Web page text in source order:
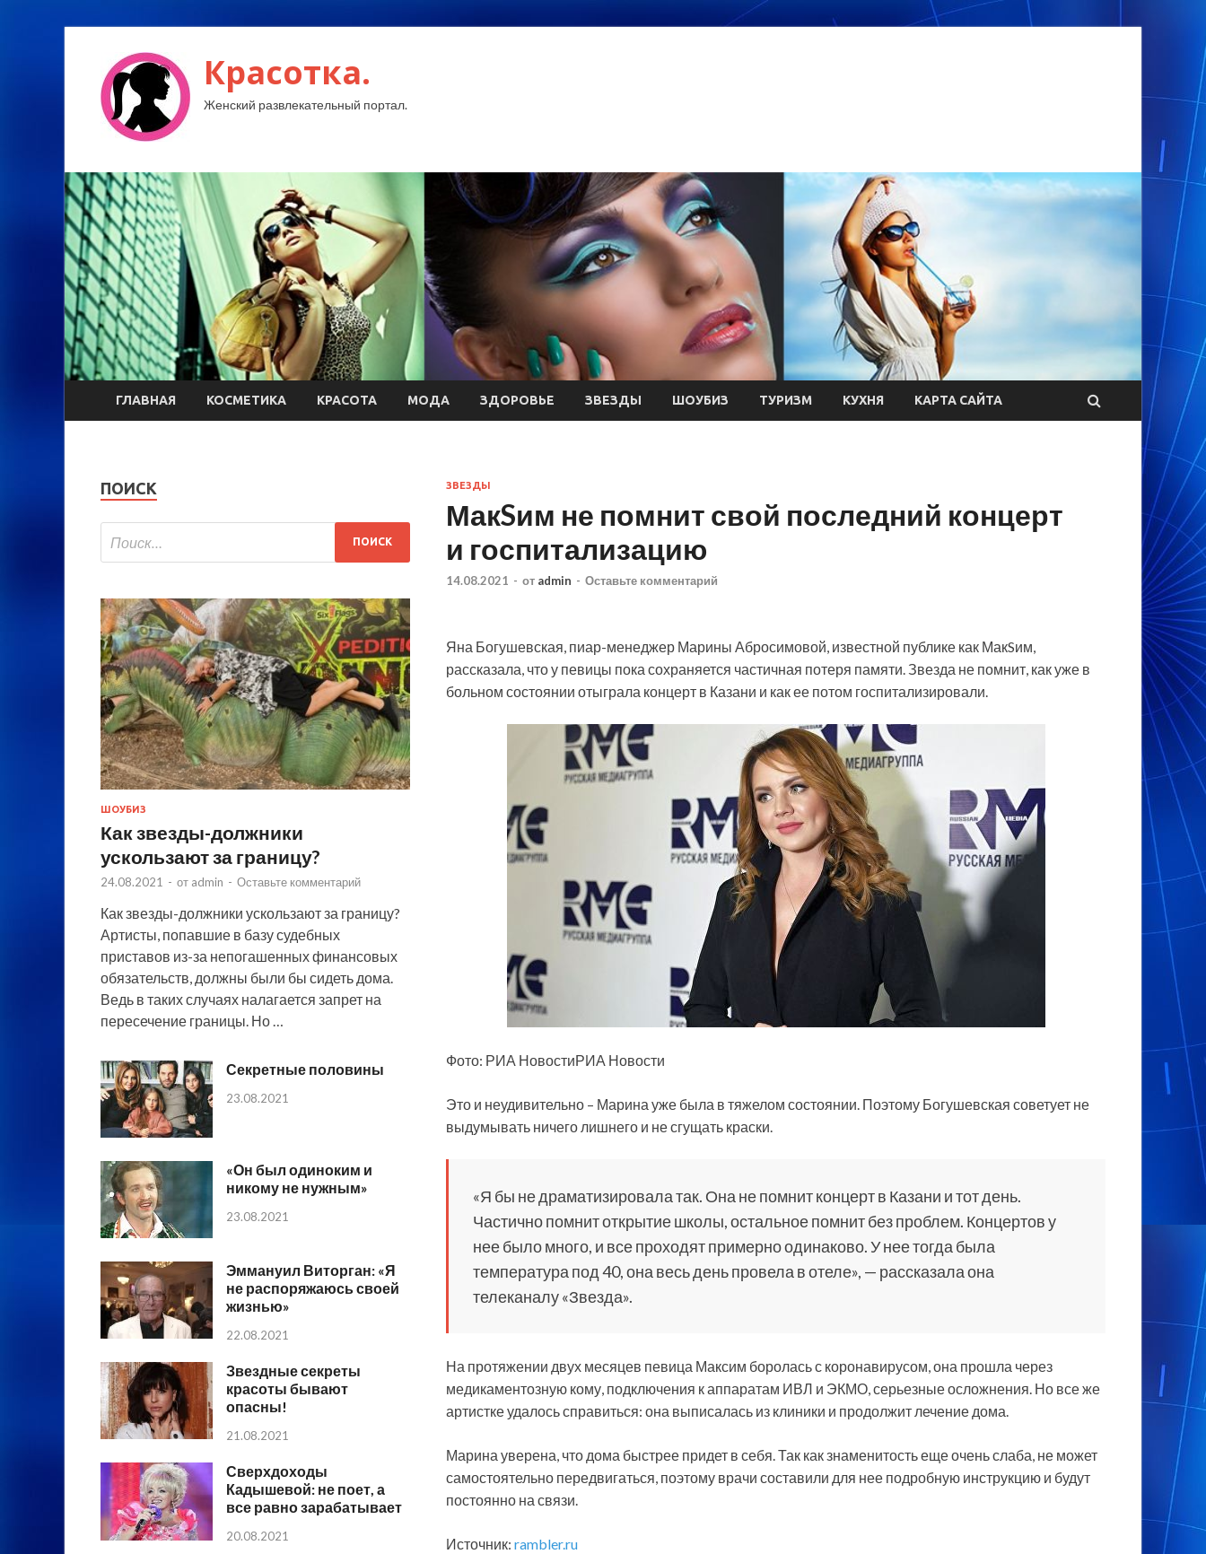
Красотка.
Женский развлекательный портал.
ГЛАВНАЯ КОСМЕТИКА КРАСОТА МОДА ЗДОРОВЬЕ ЗВЕЗДЫ ШОУБИЗ ТУРИЗМ КУХНЯ КАРТА САЙТА
ЗВЕЗДЫ
МакSим не помнит свой последний концерт
и госпитализацию
14.08.2021 - от admin - Оставьте комментарий
Яна Богушевская, пиар-менеджер Марины Абросимовой, известной публике как МакSим,
рассказала, что у певицы пока сохраняется частичная потеря памяти. Звезда не помнит, как уже в
больном состоянии отыграла концерт в Казани и как ее потом госпитализировали.
Фото: РИА НовостиРИА Новости
Это и неудивительно – Марина уже была в тяжелом состоянии. Поэтому Богушевская советует не
выдумывать ничего лишнего и не сгущать краски.
«Я бы не драматизировала так. Она не помнит концерт в Казани и тот день.
Частично помнит открытие школы, остальное помнит без проблем. Концертов у
нее было много, и все проходят примерно одинаково. У нее тогда была
температура под 40, она весь день провела в отеле», — рассказала она
телеканалу «Звезда».
На протяжении двух месяцев певица Максим боролась с коронавирусом, она прошла через
медикаментозную кому, подключения к аппаратам ИВЛ и ЭКМО, серьезные осложнения. Но все же
артистке удалось справиться: она выписалась из клиники и продолжит лечение дома.
Марина уверена, что дома быстрее придет в себя. Так как знаменитость еще очень слаба, не может
самостоятельно передвигаться, поэтому врачи составили для нее подробную инструкцию и будут
постоянно на связи.
Источник: rambler.ru
ПОИСК
ШОУБИЗ
Как звезды-должники
ускользают за границу?
24.08.2021 - от admin - Оставьте комментарий
Как звезды-должники ускользают за границу?
Артисты, попавшие в базу судебных
приставов из-за непогашенных финансовых
обязательств, должны были бы сидеть дома.
Ведь в таких случаях налагается запрет на
пересечение границы. Но …
Секретные половины
23.08.2021
«Он был одиноким и
никому не нужным»
23.08.2021
Эммануил Виторган: «Я
не распоряжаюсь своей
жизнью»
22.08.2021
Звездные секреты
красоты бывают
опасны!
21.08.2021
Сверхдоходы
Кадышевой: не поет, а
все равно зарабатывает
20.08.2021